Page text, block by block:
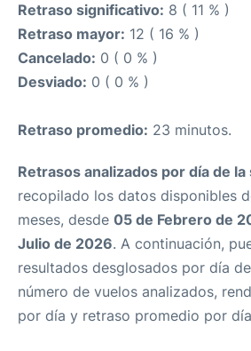
Retraso significativo: 8 ( 11 % )
Retraso mayor: 12 ( 16 % )
Cancelado: 0 ( 0 % )
Desviado: 0 ( 0 % )
Retraso promedio: 23 minutos.
Retrasos analizados por día de la
recopilado los datos disponibles
meses, desde 05 de Febrero de
Julio de 2026. A continuación,
resultados desglosados por día
número de vuelos analizados,
por día y retraso promedio por